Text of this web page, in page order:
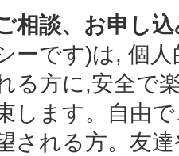
相談、お申し
ーです)は, 個
る方に,安全で
します。自由
される方。友